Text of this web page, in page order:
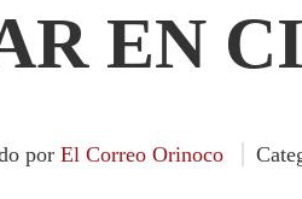
EN
por El Correo Orinoco